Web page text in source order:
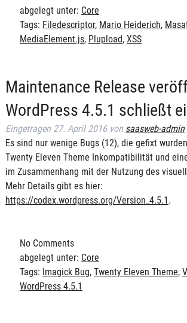
abgelegt unter: Core
Tags: Filedescriptor, Mario Heiderich,
MediaElement.js, Plupload, XSS
Maintenance Release
WordPress 4.5.1 schließt
Eingetragen 27. April 2016 von saasweb-admin
Es sind nur wenige Bugs (12), die gefixt
Twenty Eleven Theme Inkompatibilität und
im Zusammenhang mit der Nutzung des
Mehr Details gibt es hier:
https://codex.wordpress.org/Version_4.5.1 .
NoComments
abgelegt unter: Core
Tags: Imagick Bug, Twenty Eleven Theme,
WordPress 4.5.1